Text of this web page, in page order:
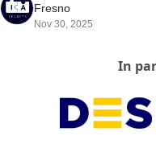
Fresno
Nov 30, 2025
In